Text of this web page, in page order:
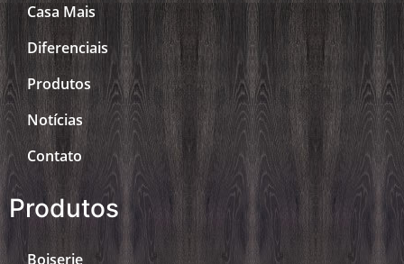
Casa Mais
Diferenciais
Produtos
Notícias
Contato
Produtos
Boiserie